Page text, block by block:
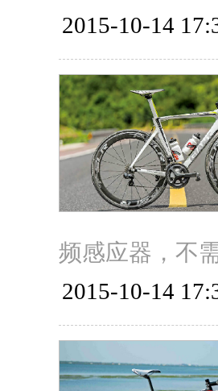
2015-10-14
频感应器，不
2015-10-14